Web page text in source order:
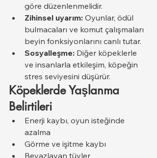
göre düzenlenmelidir.
Zihinsel uyarım: Oyunlar, ödül
bulmacaları ve komut çalışmaları
beyin fonksiyonlarını canlı tutar.
Sosyalleşme: Diğer köpeklerle
ve insanlarla etkileşim, köpeğin
stres seviyesini düşürür.
Köpeklerde Yaşlanma
Belirtileri
Enerji kaybı, oyun isteğinde
azalma
Görme ve işitme kaybı
Beyazlayan tüyler